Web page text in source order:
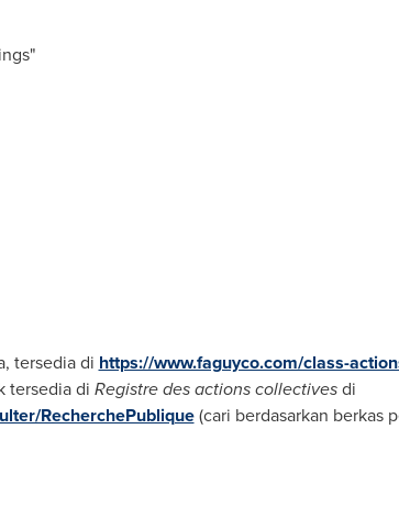
tersedia di https://www.faguyco.com/class-
tersedia di Registre des actions collectivesdi
RecherchePublique(cari berdasarkan berkas